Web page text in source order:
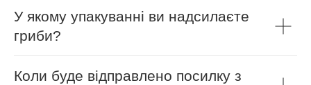
У якому упакуванні ви надсилаєте
гриби?
Коли буде відправлено посилку з